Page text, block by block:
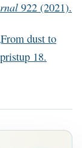
922 (2021).
dust to
18.